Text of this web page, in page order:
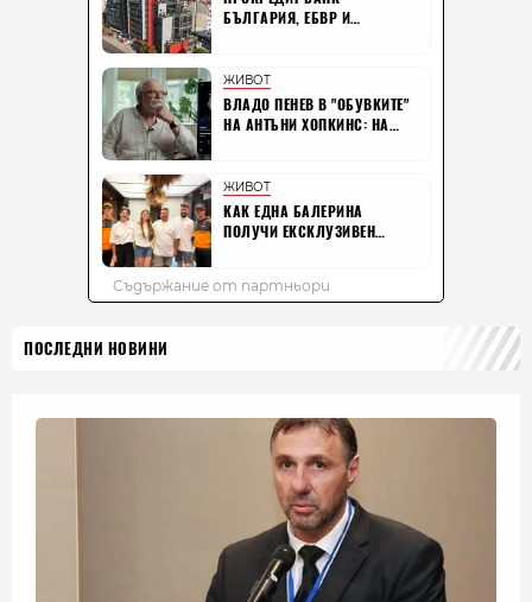
ПОСЛЕДНИ НОВИНИ